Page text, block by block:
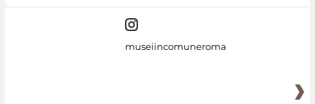
museiincomuneroma